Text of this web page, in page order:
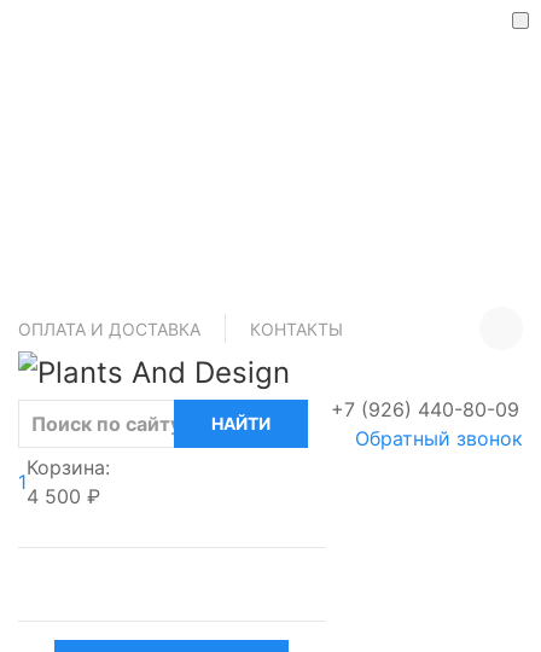
ОПЛАТА И ДОСТАВКА КОНТАКТЫ
+7 (926) 440-80-09
Обратный звонок
1
Корзина:
4 500 ₽